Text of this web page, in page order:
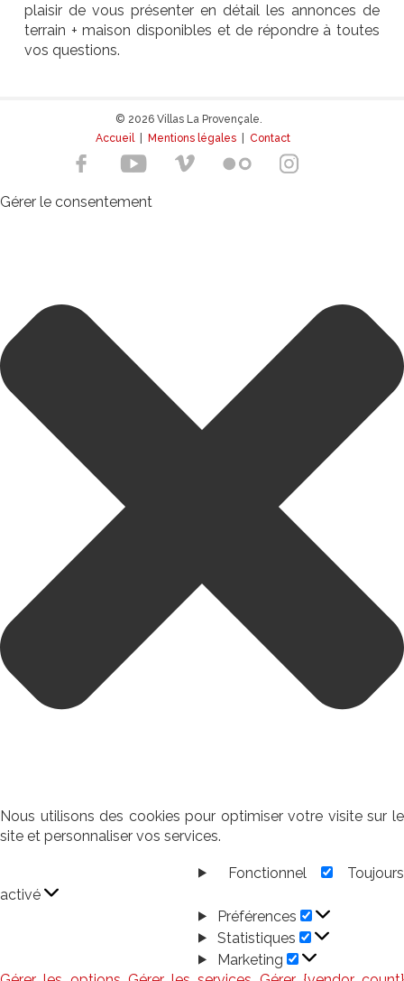
plaisir de vous présenter en détail les annonces de
terrain + maison disponibles et de répondre à toutes
vos questions.
© 2026 Villas La Provençale.
Accueil| Mentions légales Contact
Gérer le consentement
Nous utilisons des cookies pour optimiser votre visite sur le
site et personnaliser vos services.
Fonctionnel
Toujours
activé
Préférences
Statistiques
Marketing